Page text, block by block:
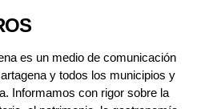
es un medio de comunicación
y todos los municipios y
Informamos con rigor sobre la